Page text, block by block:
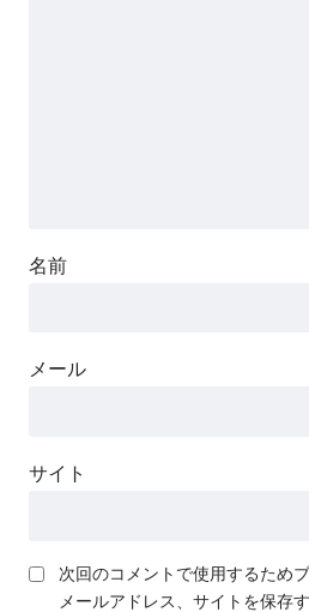
名前
メール
サイト
次回のコメントで使用するため
メールアドレス、サイトを保存す